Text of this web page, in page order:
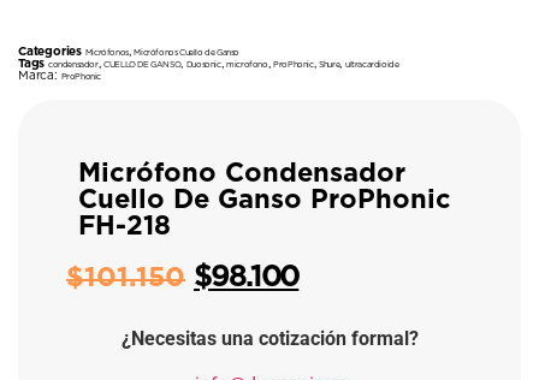
Categories Micrófonos,Micrófonos Cuello de Ganso
Tags condensador,CUELLO DE GANSO, Duosonic,microfono ,ProPhonic,Shure, ultracardioide
Marca: ProPhonic
Micrófono Condensador
Cuello De Ganso ProPhonic
FH-218
$101.150 $98.100
¿Necesitas una cotización formal?